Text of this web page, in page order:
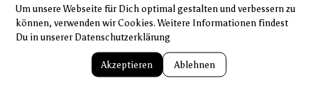
Allgemeiner Hinweis
Shipping/Versand
Um unsere Webseite für Dich optimal gestalten und verbessern zu
können, verwenden wir Cookies. Weitere Informationen findest
Du in unserer Datenschutzerklärung
Akzeptieren Ablehnen